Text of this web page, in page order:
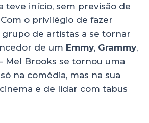
teve início, sem previsão de
o privilégio de fazer
de artistas a se tornar
de um Emmy, Grammy,
Mel Brooks se tornou uma
na comédia, mas na sua
e de lidar com tabus